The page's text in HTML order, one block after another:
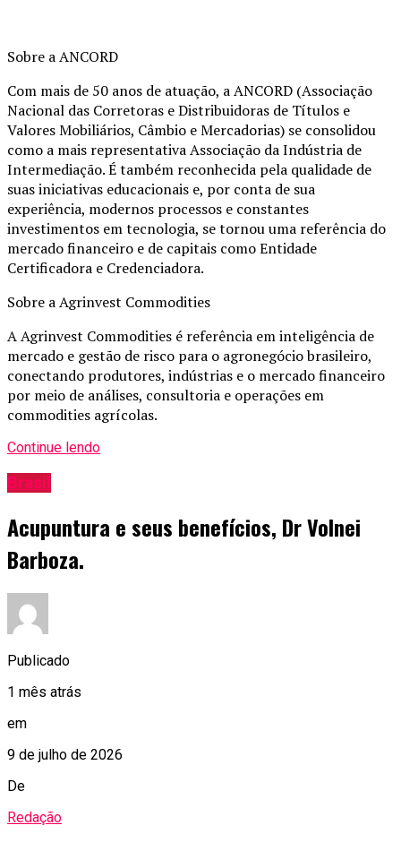
Sobre a ANCORD
Com mais de 50 anos de atuação, a ANCORD (Associação
Nacional das Corretoras e Distribuidoras de Títulos e
Valores Mobiliários, Câmbio e Mercadorias) se consolidou
como a mais representativa Associação da Indústria de
Intermediação. É também reconhecida pela qualidade de
suas iniciativas educacionais e, por conta de sua
experiência, modernos processos e constantes
investimentos em tecnologia, se tornou uma referência do
mercado financeiro e de capitais como Entidade
Certificadora e Credenciadora.
Sobre a Agrinvest Commodities
A Agrinvest Commodities é referência em inteligência de
mercado e gestão de risco para o agronegócio brasileiro,
conectando produtores, indústrias e o mercado financeiro
por meio de análises, consultoria e operações em
commodities agrícolas.
Continue lendo
Brasil
Acupuntura e seus benefícios, Dr Volnei
Barboza.
Publicado
1 mês atrás
em
9 de julho de 2026
De
Redação